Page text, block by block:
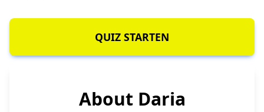
QUIZ STARTEN
About Daria